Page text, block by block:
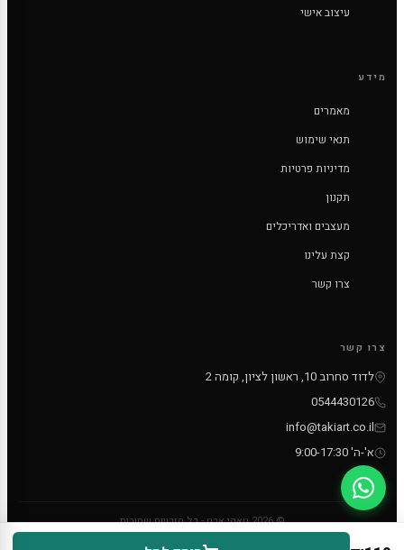
עיצוב אישי
מידע
מאמרים
תנאי שימוש
מדיניות פרטיות
תקנון
מעצבים ואדריכלים
קצת עלינו
צרו קשר
צרו קשר
לדוד סחרוב 10, ראשון לציון, קומה 2
0544430126
info@takiart.co.il
א'-ה' 9:00-17:30
© 2026 טאקי ארט - כל הזכויות שמורות